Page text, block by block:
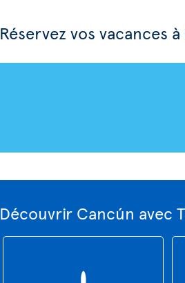
Réservez vos vacances
Découvrir Cancún avec